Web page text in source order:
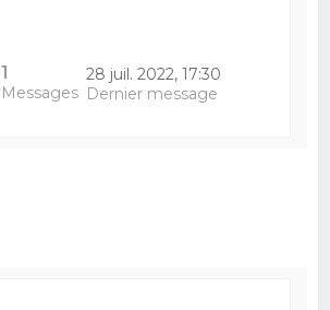
1
Messages
28 juil. 2022, 17:30
Dernier message